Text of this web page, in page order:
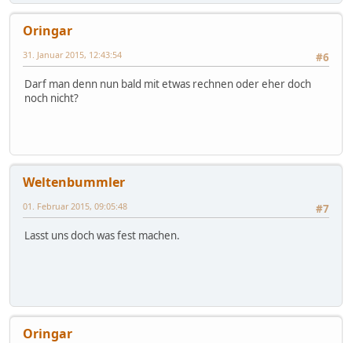
Oringar
#6
31. Januar 2015, 12:43:54
Darf man denn nun bald mit etwas rechnen oder eher doch
noch nicht?
Weltenbummler
#7
01. Februar 2015, 09:05:48
Lasst uns doch was fest machen.
Oringar